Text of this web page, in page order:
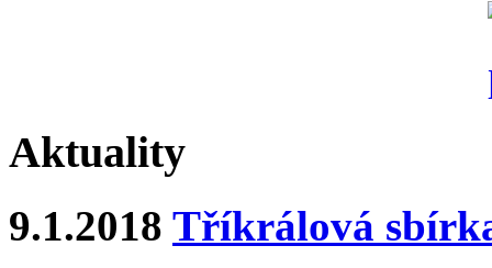
Aktuality
9.1.2018 Tříkrálová